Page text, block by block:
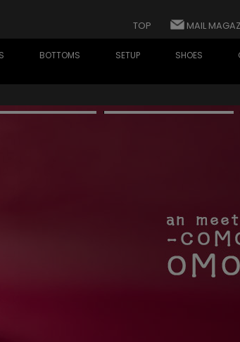
TOP MAIL
BOTTOMS SETUP SHOES